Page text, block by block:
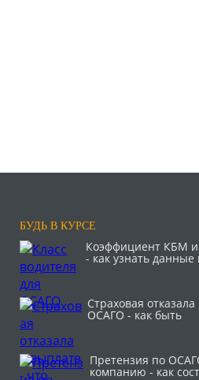
БУДЬ В КУРСЕ
Коэффициент КБМ и
- как узнать данные
Страховая
ОСАГО - как быть
Претензия по
компанию - как